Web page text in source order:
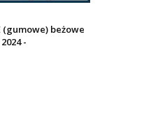
(gumowe) beżowe
-